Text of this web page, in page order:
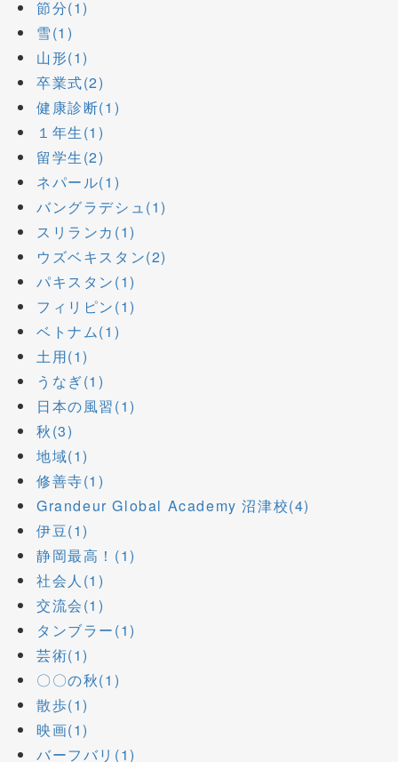
節分(1)
雪(1)
山形(1)
卒業式(2)
健康診断(1)
１年生(1)
留学生(2)
ネパール(1)
バングラデシュ(1)
スリランカ(1)
ウズベキスタン(2)
パキスタン(1)
フィリピン(1)
ベトナム(1)
土用(1)
うなぎ(1)
日本の風習(1)
秋(3)
地域(1)
修善寺(1)
Grandeur Global Academy 沼津校(4)
伊豆(1)
静岡最高！(1)
社会人(1)
交流会(1)
タンブラー(1)
芸術(1)
〇〇の秋(1)
散歩(1)
映画(1)
バーフバリ(1)